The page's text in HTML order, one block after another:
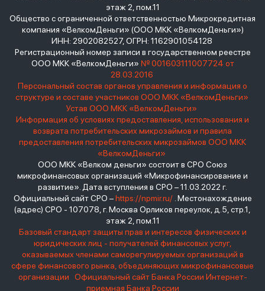
этаж 2, пом.11
Общество с ограниченной ответственностью Микрокредитная
компания «ВелкомДеньги» (ООО МКК «ВелкомДеньги»)
ИНН: 2902082527, ОГРН: 1162901054128
Регистрационный номер записи в государственном реестре
ООО МКК «ВелкомДеньги» № 001603111007724 от
28.03.2016
Персональный состав органов управления и информация о
структуре и составе участников ООО МКК «ВелкомДеньги»
Устав ООО МКК «ВелкомДеньги»
Информация об условиях предоставления, использования и
возврата потребительских микрозаймов и правила
предоставления потребительских микрозаймов ООО МКК
«ВелкомДеньги»
ООО МКК «Велком деньги» состоит в СРО Союз
микрофинансовых организаций «Микрофинансирование и
развитие». Дата вступления в СРО – 11.03.2022 г.
Официальный сайт СРО –https://npmir.ru/. Местонахождение
(адрес) СРО - 107078, г. Москва Орликов переулок, д.5, стр.1,
этаж 2, пом.11
Базовый стандарт защиты прав и интересов физических и
юридических лиц - получателей финансовых услуг,
оказываемых членами саморегулируемых организаций в
сфере финансового рынка, объединяющих микрофинансовые
организации
Официальный сайт Банка России Интернет-
приемная Банка России